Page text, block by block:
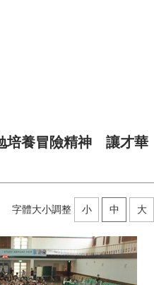
培養冒險精神 讓才華
字體大小調整 小 中 大